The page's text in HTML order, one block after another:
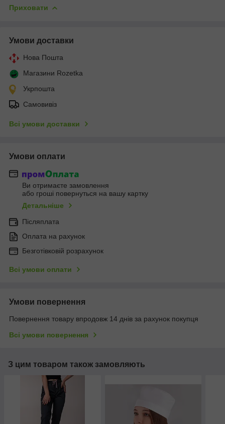
Приховати
Умови доставки
Нова Пошта
Магазини Rozetka
Укрпошта
Самовивіз
Всі умови доставки
Умови оплати
Ви отримаєте замовлення
або гроші повернуться на вашу картку
Детальніше
Післяплата
Оплата на рахунок
Безготівковій розрахунок
Всі умови оплати
Умови повернення
Повернення товару впродовж 14 днів за рахунок покупця
Всі умови повернення
З цим товаром також замовляють